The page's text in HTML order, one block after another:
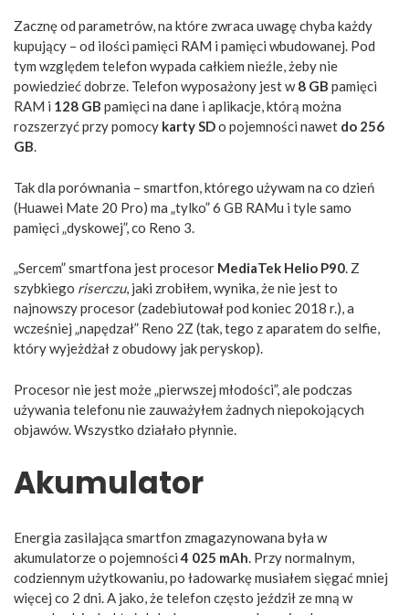
Zacznę od parametrów, na które zwraca uwagę chyba każdy
kupujący – od ilości pamięci RAM i pamięci wbudowanej. Pod
tym względem telefon wypada całkiem nieźle, żeby nie
powiedzieć dobrze. Telefon wyposażony jest w8 GB pamięci
RAM i 128 GB pamięci na dane i aplikacje, którą można
rozszerzyć przy pomocy karty SDo pojemności nawet do 256
GB.
Tak dla porównania – smartfon, którego używam na co dzień
(Huawei Mate 20 Pro) ma „tylko” 6 GB RAMu i tyle samo
pamięci „dyskowej”, co Reno 3.
„Sercem” smartfona jest procesor MediaTek Helio P90. Z
szybkiego riserczu, jaki zrobiłem, wynika, że nie jest to
najnowszy procesor (zadebiutował pod koniec 2018 r.), a
wcześniej „napędzał” Reno 2Z (tak, tego z aparatem do selfie,
który wyjeżdżał z obudowy jak peryskop).
Procesor nie jest może „pierwszej młodości”, ale podczas
używania telefonu nie zauważyłem żadnych niepokojących
objawów. Wszystko działało płynnie.
Akumulator
Energia zasilająca smartfon zmagazynowana była w
akumulatorze o pojemności4 025 mAh. Przy normalnym,
codziennym użytkowaniu, po ładowarkę musiałem sięgać mniej
więcej co 2 dni. A jako, że telefon często jeździł ze mną w